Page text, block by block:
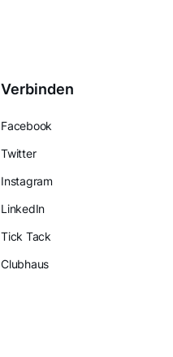
Verbinden
Facebook
Twitter
Instagram
LinkedIn
Tick Tack
Clubhaus